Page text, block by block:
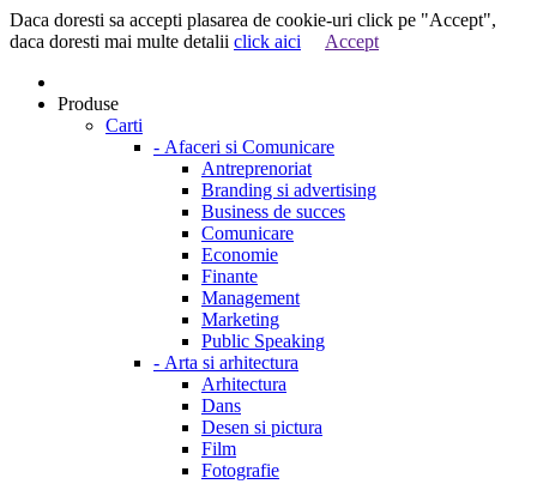
Daca doresti sa accepti plasarea de cookie-uri click pe "Accept",
daca doresti mai multe detalii click aici Accept
Produse
Carti
- Afaceri si Comunicare
Antreprenoriat
Branding si advertising
Business de succes
Comunicare
Economie
Finante
Management
Marketing
Public Speaking
- Arta si arhitectura
Arhitectura
Dans
Desen si pictura
Film
Fotografie